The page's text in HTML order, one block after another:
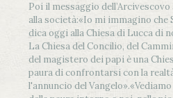
Poi il messaggio dell’Arcivescovo
alla società:«Io mi immagino che
dica oggi alla Chiesa di Lucca di
La Chiesa del Concilio, del
del magistero dei papi è una
paura di confrontarsi con la
l'annuncio del Vangelo».